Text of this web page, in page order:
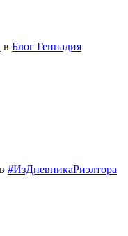
в Блог Геннадия
в #ИзДневникаРиэлтора